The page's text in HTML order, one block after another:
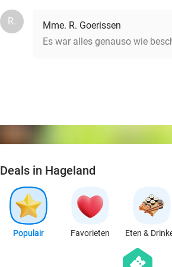
R.
Mme. R. Goerissen
Es war alles genauso wie
Deals in Hageland
Populair Favorieten Eten &